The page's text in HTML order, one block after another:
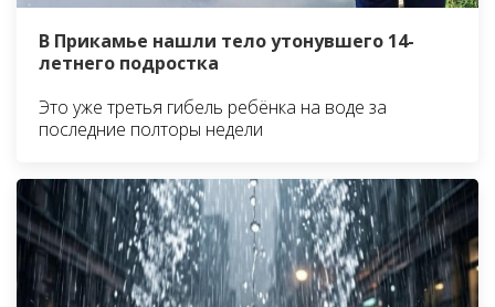
В Прикамье нашли тело утонувшего 14-
летнего подростка
Это уже третья гибель ребёнка на воде за
последние полторы недели